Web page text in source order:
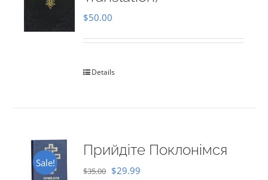
$50.00
Details
Sale!
Прийдіте Поклонімся
$35.00 Original
$29.99